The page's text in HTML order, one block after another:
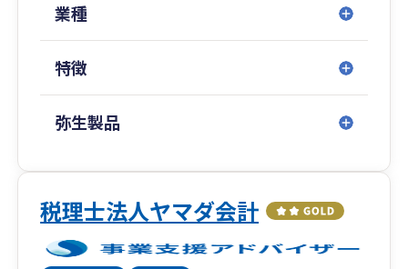
業種
特徴
弥生製品
税理士法人ヤマダ会計